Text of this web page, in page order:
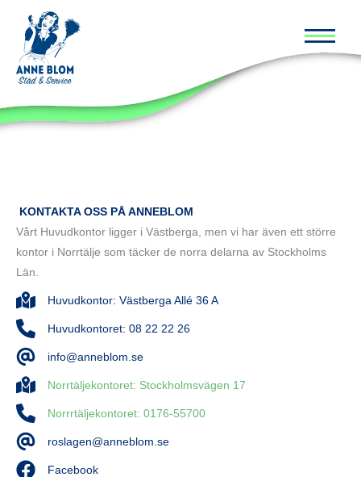
KONTAKTA OSS PÅ ANNEBLOM
Vårt Huvudkontor ligger i Västberga, men vi har även ett större
kontor i Norrtälje som täcker de norra delarna av Stockholms
Län.
Huvudkontor: Västberga Allé 36 A
Huvudkontoret: 08 22 22 26
info@anneblom.se
Norrtäljekontoret: Stockholmsvägen 17
Norrrtäljekontoret: 0176-55700
roslagen@anneblom.se
Facebook